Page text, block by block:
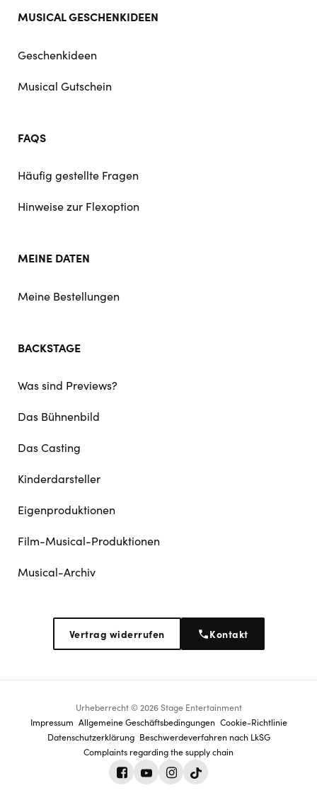
MUSICAL GESCHENKIDEEN
Geschenkideen
Musical Gutschein
FAQS
Häufig gestellte Fragen
Hinweise zur Flexoption
MEINE DATEN
Meine Bestellungen
BACKSTAGE
Was sind Previews?
Das Bühnenbild
Das Casting
Kinderdarsteller
Eigenproduktionen
Film-Musical-Produktionen
Musical-Archiv
Vertrag widerrufen Kontakt
Urheberrecht © 2026 Stage Entertainment
Footer
navigation
Impressum Allgemeine Geschäftsbedingungen Cookie-Richtlinie
Datenschutz­erklärung Beschwerdeverfahren nach LkSG
Complaints regarding the supply chain
FacebookYoutubeInstagram
Tiktok